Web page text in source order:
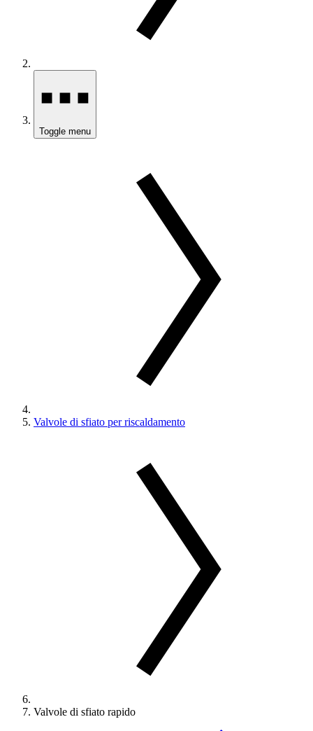
Toggle menu
Valvole di sfiato per riscaldamento
Valvole di sfiato rapido